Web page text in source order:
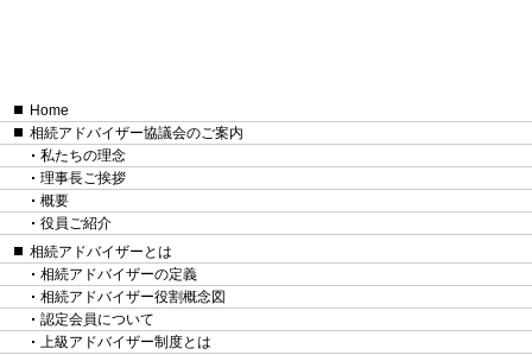
Home
相続アドバイザー協議会のご案内
私たちの理念
理事長ご挨拶
概要
役員ご紹介
相続アドバイザーとは
相続アドバイザーの定義
相続アドバイザー役割概念図
認定会員について
上級アドバイザー制度とは